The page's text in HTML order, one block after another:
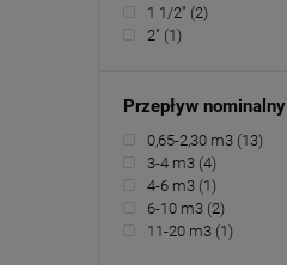
1 1/2" (2)
2" (1)
Przepływ nominalny
0,65-2,30 m3 (13)
3-4 m3 (4)
4-6 m3 (1)
6-10 m3 (2)
11-20 m3 (1)